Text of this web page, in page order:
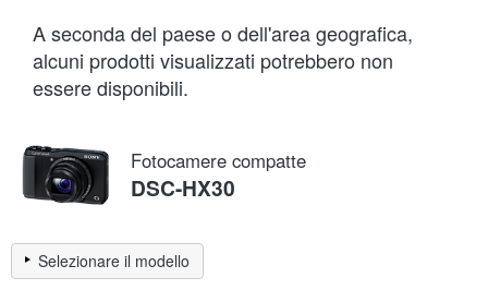
A seconda del paese o dell'area geografica,
alcuni prodotti visualizzati potrebbero non
essere disponibili.
Fotocamere compatte
DSC-HX30
Selezionare il modello